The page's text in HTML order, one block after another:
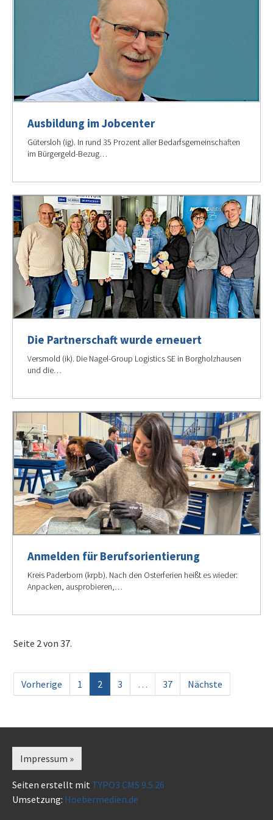
Ausbildung im Jobcenter
Gütersloh (ig). In rund 35 Prozent aller Bedarfsgemeinschaften
im Bürgergeld-Bezug…
Die Partnerschaft wurde erneuert
Versmold (ik). Die Nagel-Group Logistics SE in Borgholzhausen
und die…
Anmelden für Berufsorientierung
Kreis Paderborn (krpb). Nach den Osterferien heißt es wieder:
Anpacken, ausprobieren,…
Seite 2 von 37.
Vorherige 1 2 3 … 37 Nächste
Impressum »
Seiten erstellt mit TYPO3 CMS 9.5.26
Umsetzung: Hoebermedien.de